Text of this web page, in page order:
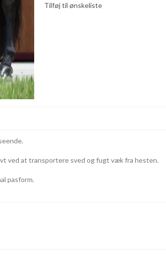
Tilføj til ønskeliste
ved at transportere sved og fugt væk fra hesten.
pasform.